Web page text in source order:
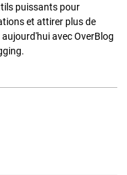
puissants pour
et attirer plus de
avec OverBlog